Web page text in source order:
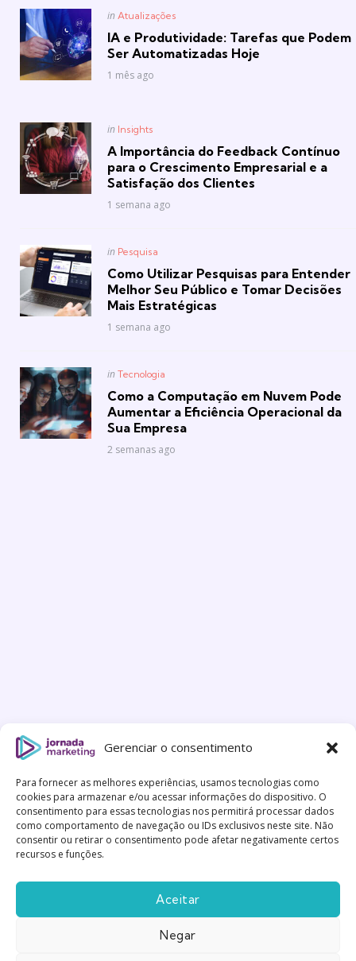
Gerenciar o consentimento
Para fornecer as melhores experiências, usamos tecnologias como
cookies para armazenar e/ou acessar informações do dispositivo. O
consentimento para essas tecnologias nos permitirá processar dados
como comportamento de navegação ou IDs exclusivos neste site. Não
consentir ou retirar o consentimento pode afetar negativamente certos
recursos e funções.
Aceitar
Negar
Posted
in Atualizações
IA e Produtividade: Tarefas que Podem
Ser Automatizadas Hoje
1 mês ago
Posted
in Insights
A Importância do Feedback Contínuo
para o Crescimento Empresarial e a
Satisfação dos Clientes
1 semana ago
Posted
in Pesquisa
Como Utilizar Pesquisas para Entender
Melhor Seu Público e Tomar Decisões
Mais Estratégicas
1 semana ago
Posted
in Tecnologia
Como a Computação em Nuvem Pode
Aumentar a Eficiência Operacional da
Sua Empresa
2 semanas ago
Política de Privacidade